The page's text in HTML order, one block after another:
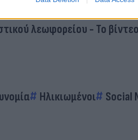
Τik Tok
λεωφορείου - Το
Ηλικιωμένοι Social